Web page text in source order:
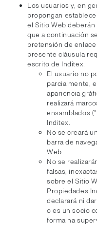
Los usuarios y, en
propongan
el Sitio Web
que a continuación
pretensión de
presente cláusula
escrito de Inditex.
El usuario no
parcialmente,
apariencia
realizará
ensamblados
Inditex.
No se creará
barra de
Web.
No se
falsas,
sobre el Sitio
Propiedades
declarará ni
o es un socio
forma ha